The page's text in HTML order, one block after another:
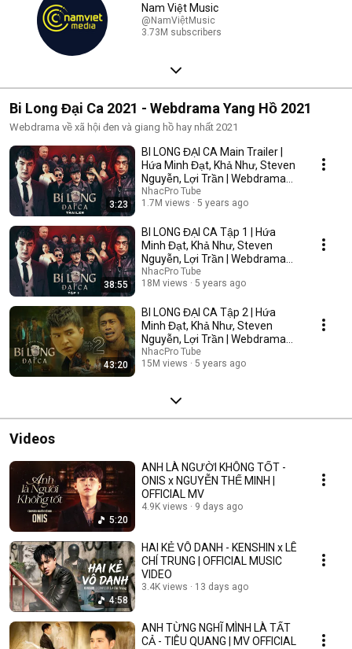
Nam Việt Music
@NamViệtMusic
3.73M subscribers
Bi Long Đại Ca 2021 - Webdrama Yang Hồ 2021
Webdrama về xã hội đen và giang hồ hay nhất 2021
3:23
BI LONG ĐẠI CA Main Trailer |
Hứa Minh Đạt, Khả Như, Steven
Nguyễn, Lợi Trần | Webdrama
Yang Hồ 2021
NhacPro Tube
1.7M views
5 years ago
38:55
BI LONG ĐẠI CA Tập 1 | Hứa
Minh Đạt, Khả Như, Steven
Nguyễn, Lợi Trần | Webdrama
Yang Hồ 2021
NhacPro Tube
18M views
5 years ago
43:20
BI LONG ĐẠI CA Tập 2 | Hứa
Minh Đạt, Khả Như, Steven
Nguyễn, Lợi Trần | Webdrama
Yang Hồ 2021
NhacPro Tube
15M views
5 years ago
Videos
5:20
ANH LÀ NGƯỜI KHÔNG TỐT -
ONIS x NGUYỄN THẾ MINH |
OFFICIAL MV
4.9K views 9 days ago
4:58
HAI KẺ VÔ DANH - KENSHIN x LÊ
CHÍ TRUNG | OFFICIAL MUSIC
VIDEO
3.4K views 13 days ago
ANH TỪNG NGHĨ MÌNH LÀ TẤT
CẢ - TIÊU QUANG | MV OFFICIAL